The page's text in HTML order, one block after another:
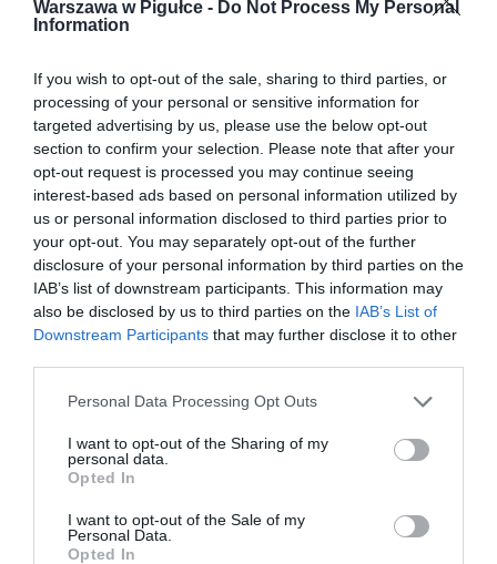
Warszawa w Pigułce - Do Not Process My Personal
Information
If you wish to opt-out of the sale, sharing to third parties, or
processing of your personal or sensitive information for
targeted advertising by us, please use the below opt-out
section to confirm your selection. Please note that after your
opt-out request is processed you may continue seeing
interest-based ads based on personal information utilized by
us or personal information disclosed to third parties prior to
your opt-out. You may separately opt-out of the further
disclosure of your personal information by third parties on the
IAB’s list of downstream participants. This information may
also be disclosed by us to third parties on the IAB’s List of
Downstream Participants that may further disclose it to other
Personal Data Processing Opt Outs
I want to opt-out of the Sharing of my
personal data.
Opted In
I want to opt-out of the Sale of my
Personal Data.
Opted In